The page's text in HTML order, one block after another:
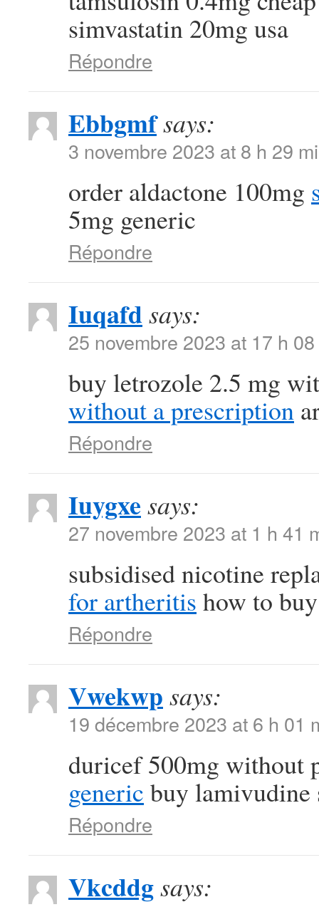
simvastatin 20mg usa
Répondre
Ebbgmfsays:
3 novembre 2023 at 8 h 29
order aldactone 100mg
5mg generic
Répondre
Iuqafdsays:
25 novembre 2023 at 17 h
buy letrozole 2.5 mg
without a prescription
Répondre
Iuygxe says:
27 novembre 2023 at 1 h 41
subsidised nicotine
for artheritis how to
Répondre
Vwekwp says:
19 décembre 2023 at 6 h 01
duricef 500mg without
generic buy lamivudine
Répondre
Vkcddgsays: